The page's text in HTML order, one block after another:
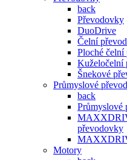
back
Převodovky
DuoDrive
Čelní
Ploché
Kuželočelní
Šnekové
Průmyslové
back
Průmyslové
převodovky
Motory